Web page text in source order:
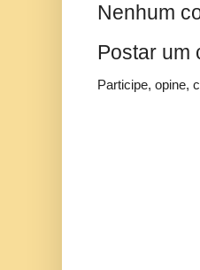
Nenhum
Postar um
Participe, opine,